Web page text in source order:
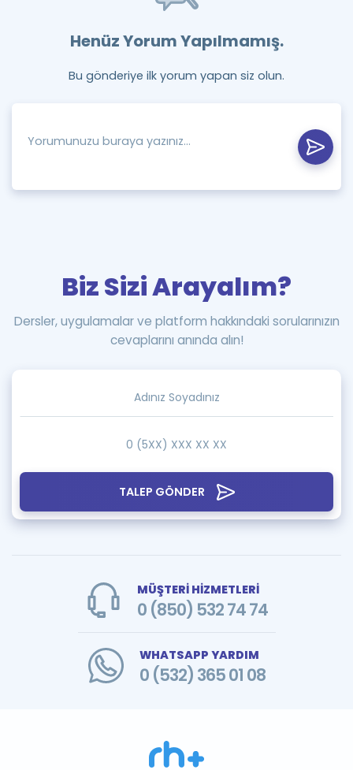
Henüz Yorum Yapılmamış.
Bu gönderiye ilk yorum yapan siz olun.
TALEP GÖNDER
Biz Sizi Arayalım?
Dersler, uygulamalar ve platform hakkındaki sorularınızın
cevaplarını anında alın!
MÜŞTERİ HİZMETLERİ
0 (850) 532 74 74
WHATSAPP YARDIM
0 (532) 365 01 08